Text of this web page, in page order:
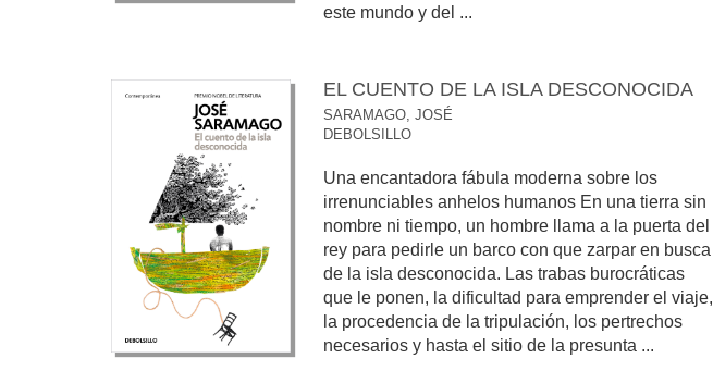
este mundo y del ...
EL CUENTO DE LA ISLA DESCONOCIDA
SARAMAGO, JOSÉ
DEBOLSILLO
Una encantadora fábula moderna sobre los
irrenunciables anhelos humanos En una tierra sin
nombre ni tiempo, un hombre llama a la puerta del
rey para pedirle un barco con que zarpar en busca
de la isla desconocida. Las trabas burocráticas
que le ponen, la dificultad para emprender el viaje,
la procedencia de la tripulación, los pertrechos
necesarios y hasta el sitio de la presunta ...